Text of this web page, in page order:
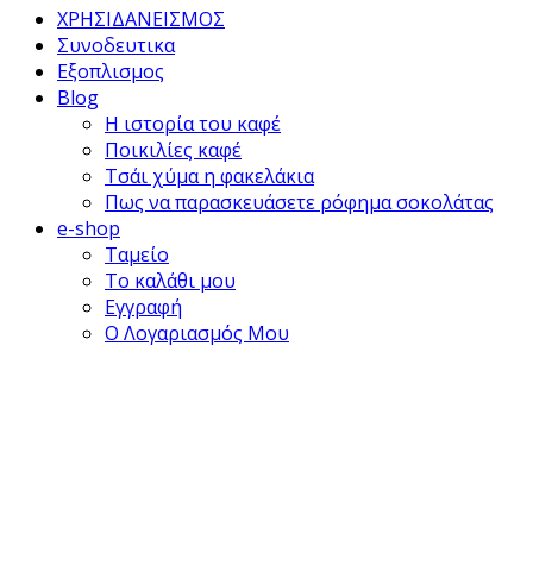
ΧΡΗΣΙΔΑΝΕΙΣΜΟΣ
Συνοδευτικα
Εξοπλισμος
Blog
Η ιστορία του καφέ
Ποικιλίες καφέ
Τσάι χύμα η φακελάκια
Πως να παρασκευάσετε ρόφημα σοκολάτας
e-shop
Ταμείο
Το καλάθι μου
Εγγραφή
Ο Λογαριασμός Μου